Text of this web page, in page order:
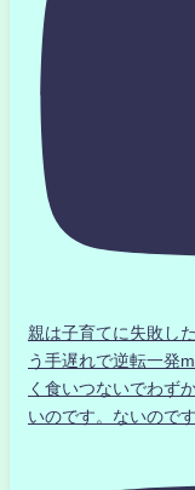
親は子育てに失敗し
う手遅れで逆転一発
く食いつないでわず
いのです。ないのです